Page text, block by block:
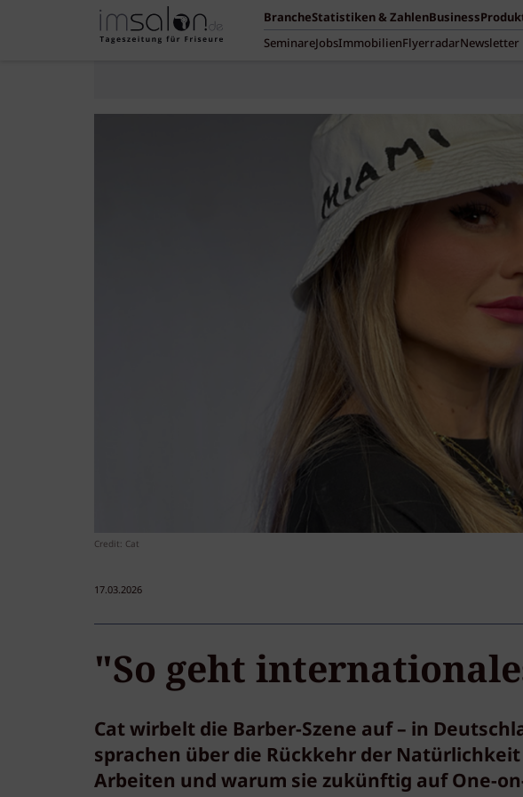
BrancheStatistiken & ZahlenBusiness
SeminareJobsImmobilienFlyerradarNewsletter
Credit: Cat
17.03.2026
"So geht
Cat wirbelt die Barber-Szene auf – in
sprachen über die Rückkehr der
Arbeiten und warum sie zukünftig auf One-